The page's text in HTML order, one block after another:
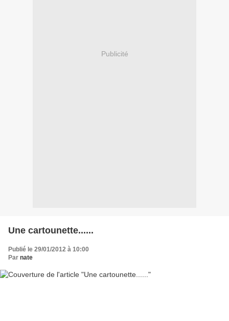
Publicité
Une cartounette......
Publié le 29/01/2012 à 10:00
Par nate